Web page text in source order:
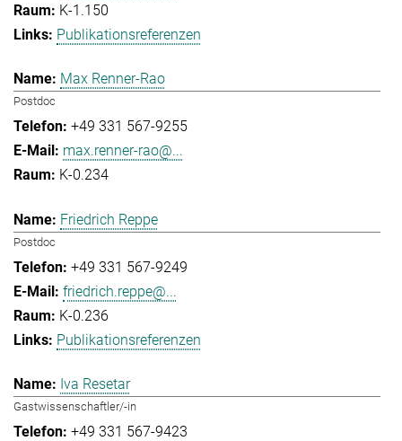
K-1.150
Publikationsreferenzen
Max Renner-Rao
Postdoc
+49 331 567-9255
max.renner-rao@...
K-0.234
Friedrich Reppe
Postdoc
+49 331 567-9249
friedrich.reppe@...
K-0.236
Publikationsreferenzen
Iva Resetar
Gastwissenschaftler/-in
+49 331 567-9423